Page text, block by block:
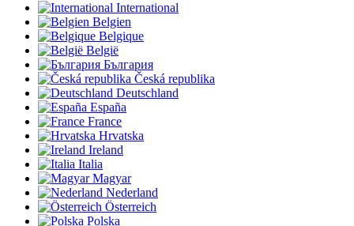
International
Belgien
Belgique
België
България
Česká republika
Deutschland
España
France
Hrvatska
Ireland
Italia
Magyar
Nederland
Österreich
Polska